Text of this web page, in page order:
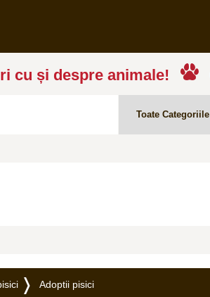
cu și despre animale!
Adoptii pisici